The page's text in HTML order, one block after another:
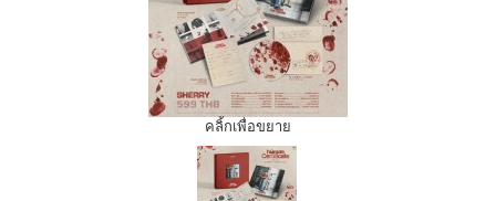
คลิ้กเพื่อขยาย